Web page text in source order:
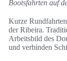
Bootsfahrten auf
Kurze
der Ribeira.
Arbeitsbild des
und verbinden